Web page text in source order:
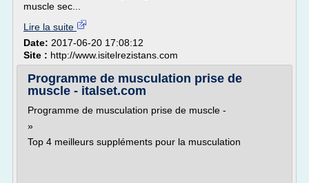
muscle sec...
Lire la suite
Date: 2017-06-20 17:08:12
Site : http://www.isitelrezistans.com
Programme de musculation prise de
muscle - italset.com
Programme de musculation prise de muscle -
»
Top 4 meilleurs suppléments pour la musculation